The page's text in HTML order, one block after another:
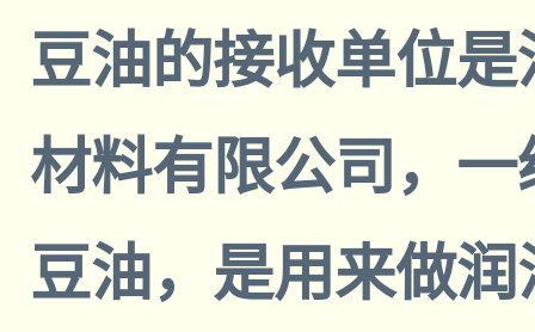
豆油的接收单位
材料有限公司，
豆油，是用来做